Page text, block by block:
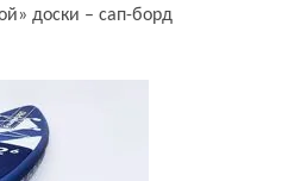
доски – сап-борд